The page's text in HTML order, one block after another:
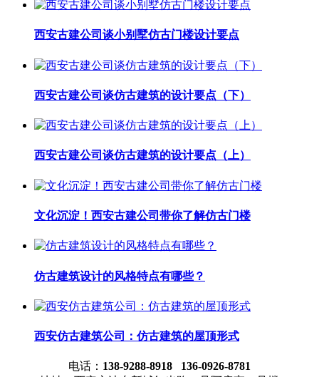
西安古建公司谈小别墅仿古门楼设计要点
西安古建公司谈仿古建筑的设计要点（下）
西安古建公司谈仿古建筑的设计要点（上）
文化沉淀！西安古建公司带你了解仿古门楼
仿古建筑设计的风格特点有哪些？
西安仿古建筑公司：仿古建筑的屋顶形式
电话： 138-9288-8918 136-0926-8781